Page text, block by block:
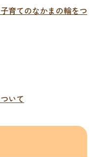
育てのなかまの輪をつ
いて